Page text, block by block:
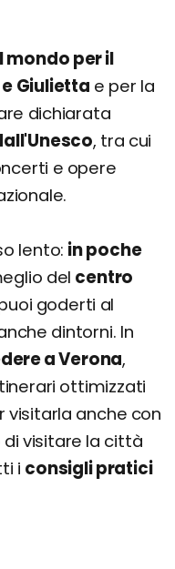
con bambini e
2 o 3 giorni
da 4, 5, 6 o 7
mondo per il
Giulietta e per la
dichiarata
, tra cui
e opere
lento: in poche
del centro
goderti al
dintorni. In
a Verona,
ottimizzati
visitarla anche con
di visitare la città
i consigli pratici